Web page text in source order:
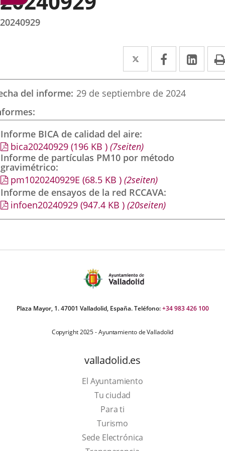
20240929
Twitter
Enlace
a
una
externa.
Facebook
Enlace
a
una
externa.
a
del informe 29 de septiembre de 2024
Informe BICA de calidad del aire
bica20240929 (196 KB ) (7seiten)
Informe de partículas PM10 por método
gravimétrico
pm1020240929E (68.5 KB ) (2seiten)
Informe de ensayos de la red RCCAVA
infoen20240929 (947.4 KB ) (20seiten)
Plaza Mayor, 1. 47001 Valladolid, España. Teléfono:+34 983 426 100
Copyright 2025 - Ayuntamiento de Valladolid
valladolid.es
El Ayuntamiento
Tu ciudad
Para ti
TurismoThis
link
Sede Electrónica